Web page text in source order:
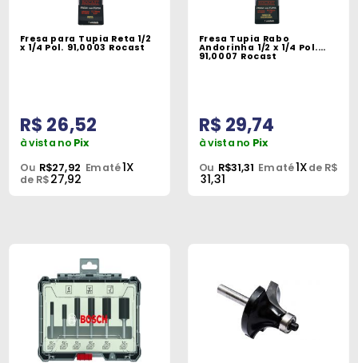
Fresa para Tupia Reta 1/2
x 1/4 Pol. 91,0003 Rocast
R$ 26,52
à vista no Pix
Ou R$27,92 Em até1X
de R$27,92
Fresa Tupia Rabo
Andorinha 1/2 x 1/4 Pol.
91,0007 Rocast
R$ 29,74
à vista no Pix
Ou R$31,31 Em até1Xde R$
31,31